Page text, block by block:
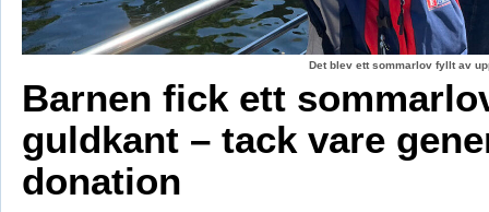
Det blev ett sommarlov fyllt av
Barnen fick ett
guldkant – tack vare
donation